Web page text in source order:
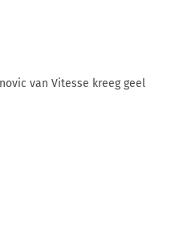
van Vitesse kreeg geel